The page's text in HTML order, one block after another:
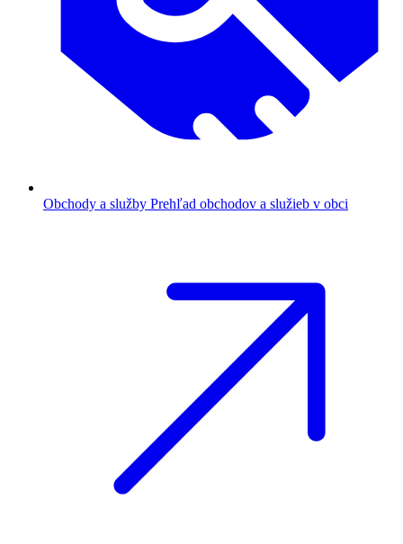
Obchody a služby Prehľad obchodov a služieb v obci